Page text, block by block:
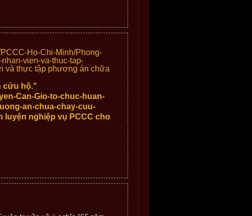
Ho-Chi-Minh/Phong-
vien-va-thuc-tap-
và thực tập phương án chữa
cứu hộ."
Can-Gio-to-chuc-huan-
an-chua-chay-cuu-
luyện nghiệp vụ PCCC cho